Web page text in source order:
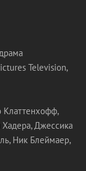
Television,
Клаттенхофф,
Джессика
Ник Блеймаер,